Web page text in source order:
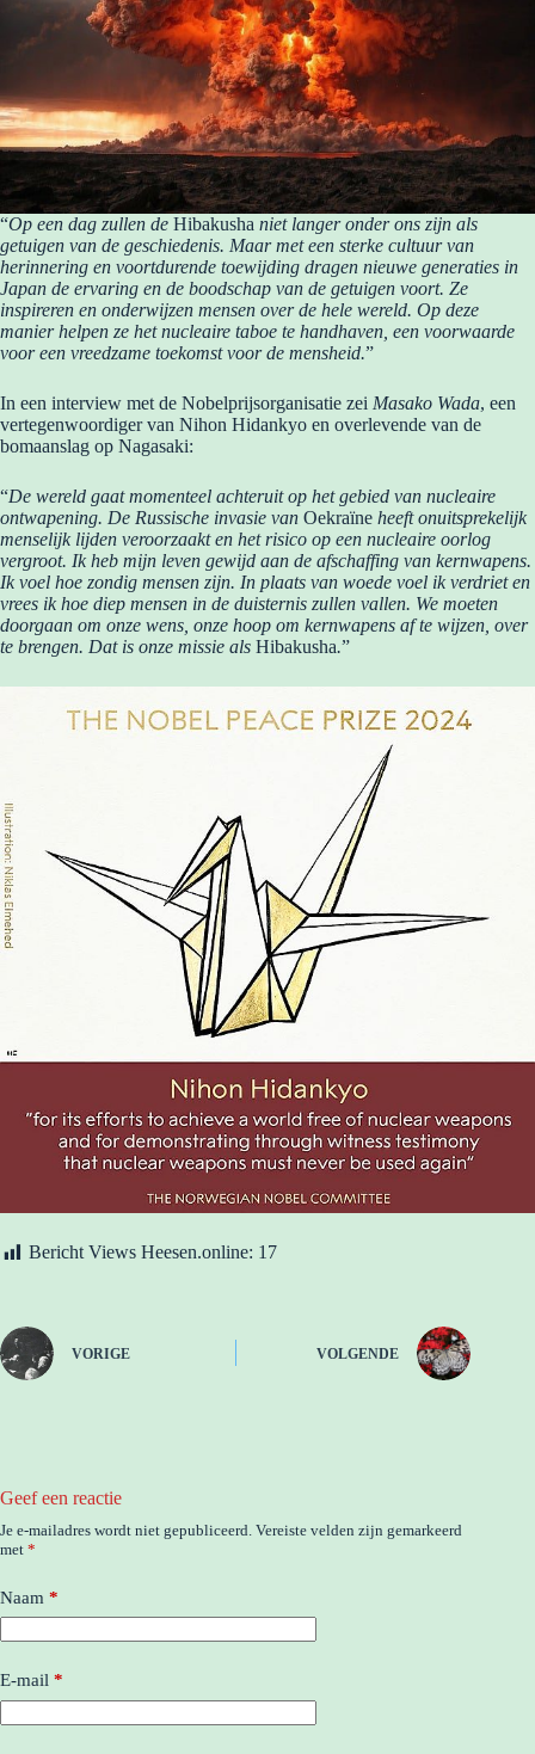
“Op een dag zullen de Hibakusha niet langer onder ons zijn als
getuigen van de geschiedenis. Maar met een sterke cultuur van
herinnering en voortdurende toewijding dragen nieuwe generaties in
Japan de ervaring en de boodschap van de getuigen voort. Ze
inspireren en onderwijzen mensen over de hele wereld. Op deze
manier helpen ze het nucleaire taboe te handhaven, een voorwaarde
voor een vreedzame toekomst voor de mensheid.”
In een interview met de Nobelprijsorganisatie zei Masako Wada, een
vertegenwoordiger van Nihon Hidankyo en overlevende van de
bomaanslag op Nagasaki:
“De wereld gaat momenteel achteruit op het gebied van nucleaire
ontwapening. De Russische invasie van Oekraïne heeft onuitsprekelijk
menselijk lijden veroorzaakt en het risico op een nucleaire oorlog
vergroot. Ik heb mijn leven gewijd aan de afschaffing van kernwapens.
Ik voel hoe zondig mensen zijn. In plaats van woede voel ik verdriet en
vrees ik hoe diep mensen in de duisternis zullen vallen. We moeten
doorgaan om onze wens, onze hoop om kernwapens af te wijzen, over
te brengen. Dat is onze missie als Hibakusha.”
Bericht Views Heesen.online: 17
VORIGE VOLGENDE
Geef een reactie
Je e-mailadres wordt niet gepubliceerd. Vereiste velden zijn gemarkeerd
met *
Naam *
E-mail *